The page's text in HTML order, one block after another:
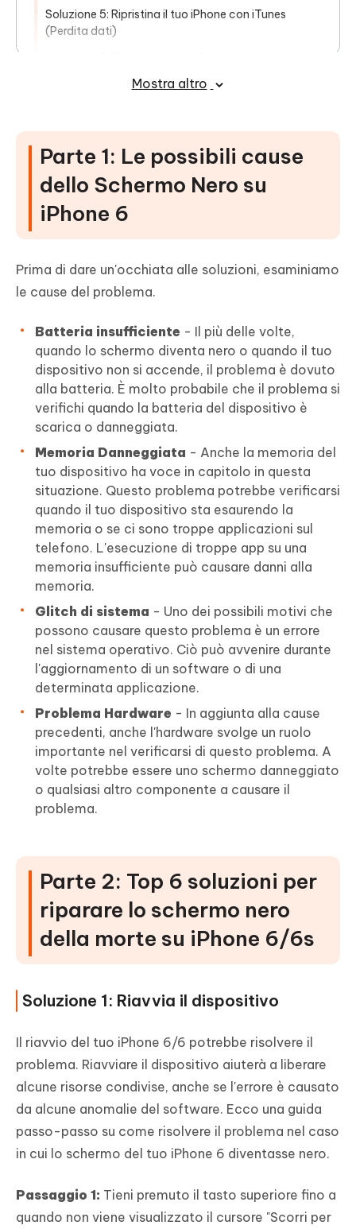
Soluzione 5: Ripristina il tuo iPhone con iTunes
(Perdita dati)
Mostra altro
Parte 1: Le possibili cause
dello Schermo Nero su
iPhone 6
Prima di dare un'occhiata alle soluzioni, esaminiamo
le cause del problema.
Batteria insufficiente - Il più delle volte,
quando lo schermo diventa nero o quando il tuo
dispositivo non si accende, il problema è dovuto
alla batteria. È molto probabile che il problema si
verifichi quando la batteria del dispositivo è
scarica o danneggiata.
Memoria Danneggiata - Anche la memoria del
tuo dispositivo ha voce in capitolo in questa
situazione. Questo problema potrebbe verificarsi
quando il tuo dispositivo sta esaurendo la
memoria o se ci sono troppe applicazioni sul
telefono. L'esecuzione di troppe app su una
memoria insufficiente può causare danni alla
memoria.
Glitch di sistema - Uno dei possibili motivi che
possono causare questo problema è un errore
nel sistema operativo. Ciò può avvenire durante
l'aggiornamento di un software o di una
determinata applicazione.
Problema Hardware - In aggiunta alla cause
precedenti, anche l'hardware svolge un ruolo
importante nel verificarsi di questo problema. A
volte potrebbe essere uno schermo danneggiato
o qualsiasi altro componente a causare il
problema.
Parte 2: Top 6 soluzioni per
riparare lo schermo nero
della morte su iPhone 6/6s
Soluzione 1: Riavvia il dispositivo
Il riavvio del tuo iPhone 6/6 potrebbe risolvere il
problema. Riavviare il dispositivo aiuterà a liberare
alcune risorse condivise, anche se l'errore è causato
da alcune anomalie del software. Ecco una guida
passo-passo su come risolvere il problema nel caso
in cui lo schermo del tuo iPhone 6 diventasse nero.
Passaggio 1: Tieni premuto il tasto superiore fino a
quando non viene visualizzato il cursore "Scorri per